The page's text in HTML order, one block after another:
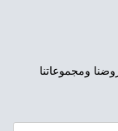
ومجموعاتنا